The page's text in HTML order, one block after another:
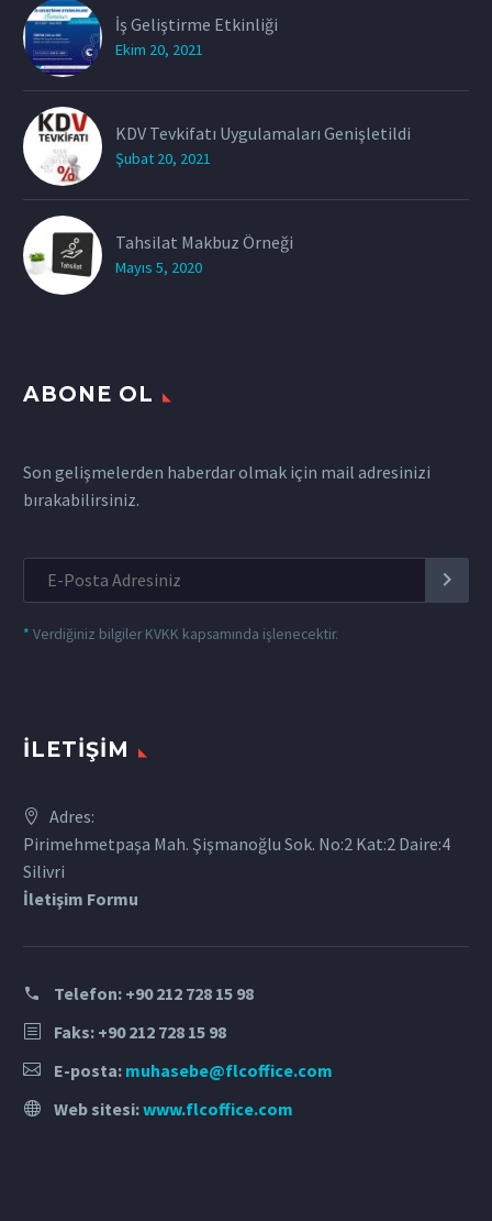
İş Geliştirme Etkinliği
Ekim 20, 2021
KDV Tevkifatı Uygulamaları Genişletildi
Şubat 20, 2021
Tahsilat Makbuz Örneği
Mayıs 5, 2020
ABONE OL
Son gelişmelerden haberdar olmak için mail adresinizi
bırakabilirsiniz.
* Verdiğiniz bilgiler KVKK kapsamında işlenecektir.
İLETIŞIM
Adres:
Pirimehmetpaşa Mah. Şişmanoğlu Sok. No:2 Kat:2 Daire:4
Silivri
İletişim Formu
Telefon: +90 212 728 15 98
Faks: +90 212 728 15 98
E-posta: muhasebe@flcoffice.com
Web sitesi:www.flcoffice.com